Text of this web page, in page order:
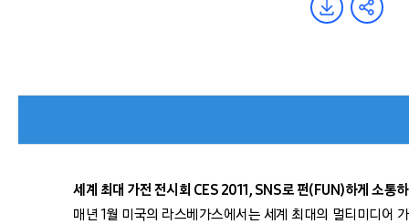
세계 최대 가전 전시회 CES 2011, SNS로 펀(FUN)하게 소통
매년 1월 미국의 라스베가스에서는 세계 최대의 멀티미디어